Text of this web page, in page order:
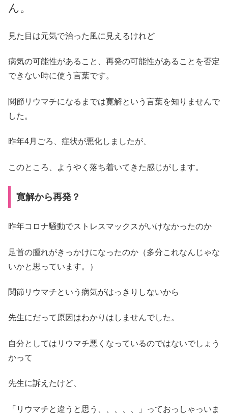
ん。
見た目は元気で治った風に見えるけれど
病気の可能性があること、再発の可能性があることを否定
できない時に使う言葉です。
関節リウマチになるまでは寛解という言葉を知りませんで
した。
昨年4月ごろ、症状が悪化しましたが、
このところ、ようやく落ち着いてきた感じがします。
寛解から再発？
昨年コロナ騒動でストレスマックスがいけなかったのか
足首の腫れがきっかけになったのか（多分これなんじゃな
いかと思っています。）
関節リウマチという病気がはっきりしないから
先生にだって原因はわかりはしませんでした。
自分としてはリウマチ悪くなっているのではないでしょう
かって
先生に訴えたけど、
「リウマチと違うと思う、、、、、」っておっしゃっいま